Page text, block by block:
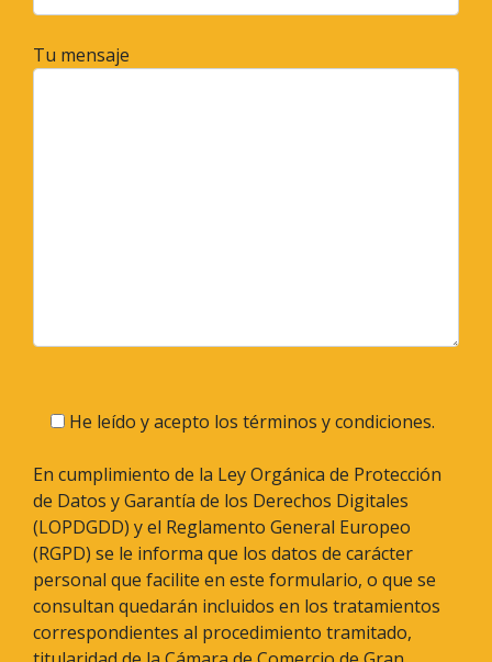
Tu mensaje
He leído y acepto los términos y condiciones.
En cumplimiento de la Ley Orgánica de Protección
de Datos y Garantía de los Derechos Digitales
(LOPDGDD) y el Reglamento General Europeo
(RGPD) se le informa que los datos de carácter
personal que facilite en este formulario, o que se
consultan quedarán incluidos en los tratamientos
correspondientes al procedimiento tramitado,